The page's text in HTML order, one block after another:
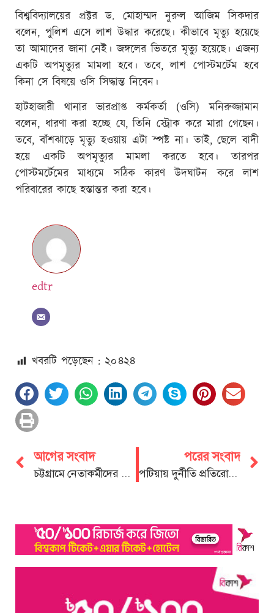
বিশ্ববিদ্যালয়ের প্রক্টর ড. মোহাম্মদ নুরুল আজিম সিকদার
বলেন, পুলিশ এসে লাশ উদ্ধার করেছে। কীভাবে মৃত্যু হয়েছে
তা আমাদের জানা নেই। জঙ্গলের ভিতরে মৃত্যু হয়েছে। এজন্য
একটি অপমৃত্যুর মামলা হবে। তবে, লাশ পোস্টমর্টেম হবে
কিনা সে বিষয়ে ওসি সিদ্ধান্ত নিবেন।
হাটহাজারী থানার ভারপ্রাপ্ত কর্মকর্তা (ওসি) মনিরুজ্জামান
বলেন, ধারণা করা হচ্ছে যে, তিনি স্ট্রোক করে মারা গেছেন।
তবে, বাঁশঝাড়ে মৃত্যু হওয়ায় এটা স্পষ্ট না। তাই, ছেলে বাদী
হয়ে একটি অপমৃত্যুর মামলা করতে হবে। তারপর
পোস্টমর্টেমের মাধ্যমে সঠিক কারণ উদঘাটন করে লাশ
পরিবারের কাছে হস্তান্তর করা হবে।
edtr
খবরটি পড়েছেন : ২০৪২৪
আগের সংবাদ
চট্টগ্রামে নেতাকর্মীদের গ্রেপ্তারে নগর যুবদলের নিন্দা ও প্রতিবাদ
পরের সংবাদ
পটিয়ায় দুর্নীতি প্রতিরোধ কমিটি গঠিত: সভাপতি খুরশিদ, সম্পাদক ইকবাল